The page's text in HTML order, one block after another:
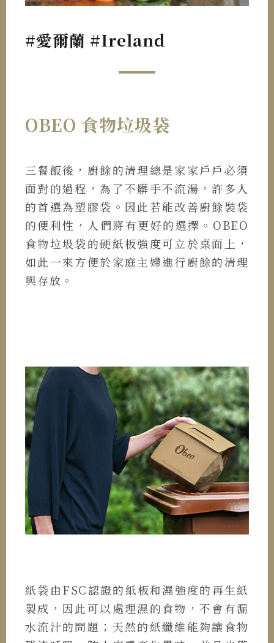
#愛爾蘭 #Ireland
OBEO 食物垃圾袋
三餐飯後，廚餘的清理總是家家戶戶必須
面對的過程，為了不髒手不流湯，許多人
的首選為塑膠袋。因此若能改善廚餘裝袋
的便利性，人們將有更好的選擇。OBEO
食物垃圾袋的硬紙板強度可立於桌面上，
如此一來方便於家庭主婦進行廚餘的清理
與存放。
紙袋由FSC認證的紙板和濕強度的再生紙
製成，因此可以處理濕的食物，不會有漏
水流汁的問題；天然的紙纖維能夠讓食物